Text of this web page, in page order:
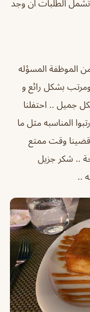
وتشمل الطلبات ان وجد
من الموظفة المسؤله
بشكل رائع و
جميل .. احتفلنا
المناسبه مثل ما
قضينا وقت ممتع
.. شكر جزيل
..